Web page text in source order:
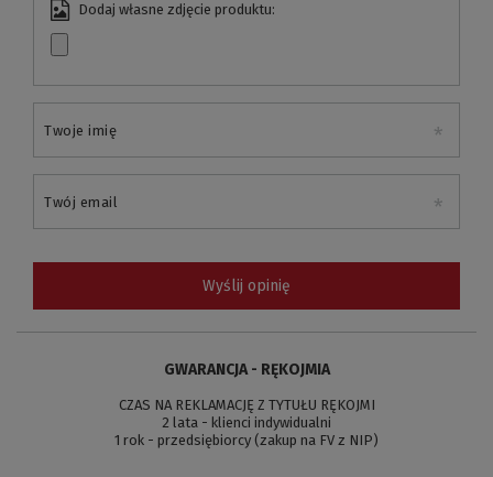
Dodaj własne zdjęcie produktu:
Twoje imię
Twój email
Wyślij opinię
GWARANCJA - RĘKOJMIA
CZAS NA REKLAMACJĘ Z TYTUŁU RĘKOJMI
2 lata - klienci indywidualni
1 rok - przedsiębiorcy (zakup na FV z NIP)